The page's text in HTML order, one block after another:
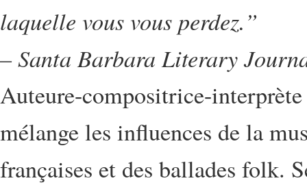
laquelle vous vous perdez.”
– Santa Barbara Literary
Auteure-compositrice-
mélange les influences de la
françaises et des ballades folk.